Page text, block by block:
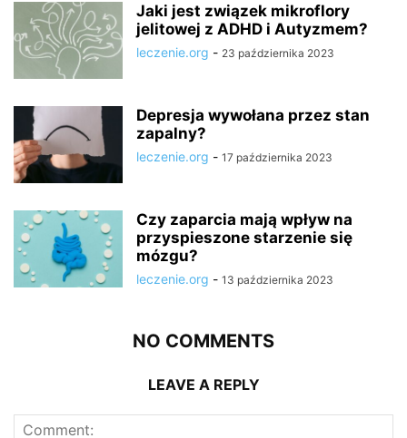
Jaki jest związek mikroflory
jelitowej z ADHD i Autyzmem?
leczenie.org - 23 października 2023
Depresja wywołana przez stan
zapalny?
leczenie.org - 17 października 2023
Czy zaparcia mają wpływ na
przyspieszone starzenie się
mózgu?
leczenie.org - 13 października 2023
NO COMMENTS
LEAVE A REPLY